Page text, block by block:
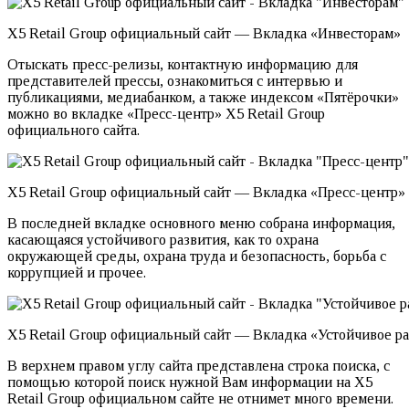
X5 Retail Group официальный сайт — Вкладка «Инвесторам»
Отыскать пресс-релизы, контактную информацию для
представителей прессы, ознакомиться с интервью и
публикациями, медиабанком, а также индексом «Пятёрочки»
можно во вкладке «Пресс-центр» X5 Retail Group
официального сайта.
X5 Retail Group официальный сайт — Вкладка «Пресс-центр»
В последней вкладке основного меню собрана информация,
касающаяся устойчивого развития, как то охрана
окружающей среды, охрана труда и безопасность, борьба с
коррупцией и прочее.
X5 Retail Group официальный сайт — Вкладка «Устойчивое
В верхнем правом углу сайта представлена строка поиска, с
помощью которой поиск нужной Вам информации на X5
Retail Group официальном сайте не отнимет много времени.